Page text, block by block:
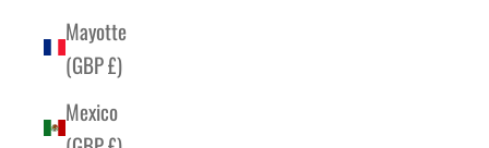
Mayotte
(GBP £)
Mexico